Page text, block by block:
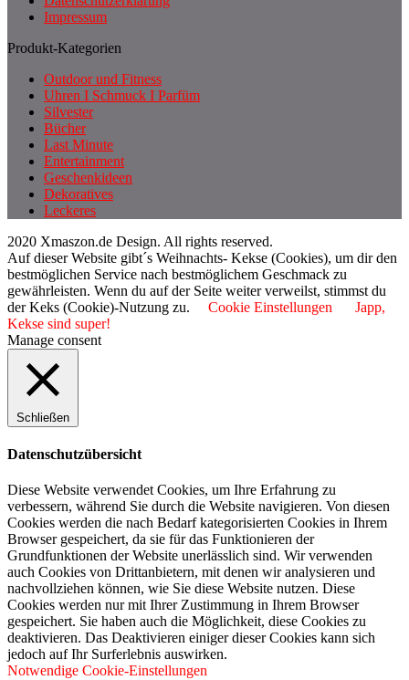
Impressum
Produkt-Kategorien
Outdoor und Fitness
Uhren I Schmuck I Parfüm
Silvester
Bücher
Last Minute
Entertainment
Geschenkideen
Dekoratives
Leckeres
2020 Xmaszon.de Design. All rights reserved.
Auf dieser Website gibt´s Weihnachts- Kekse (Cookies), um dir den
bestmöglichen Service nach bestmöglichem Geschmack zu
gewährleisten. Wenn du auf der Seite weiter verweilst, stimmst du
der Keks (Cookie)-Nutzung zu.
Cookie Einstellungen
Japp,
Kekse sind super!
Manage consent
Schließen
Datenschutzübersicht
Diese Website verwendet Cookies, um Ihre Erfahrung zu
verbessern, während Sie durch die Website navigieren. Von diesen
Cookies werden die nach Bedarf kategorisierten Cookies in Ihrem
Browser gespeichert, da sie für das Funktionieren der
Grundfunktionen der Website unerlässlich sind. Wir verwenden
auch Cookies von Drittanbietern, mit denen wir analysieren und
nachvollziehen können, wie Sie diese Website nutzen. Diese
Cookies werden nur mit Ihrer Zustimmung in Ihrem Browser
gespeichert. Sie haben auch die Möglichkeit, diese Cookies zu
deaktivieren. Das Deaktivieren einiger dieser Cookies kann sich
jedoch auf Ihr Surferlebnis auswirken.
Notwendige Cookie-Einstellungen